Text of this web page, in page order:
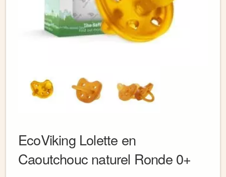
EcoViking Lolette en
Caoutchouc naturel Ronde 0+